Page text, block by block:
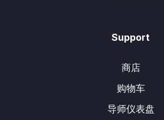
Support
商店
购物车
导师仪表盘